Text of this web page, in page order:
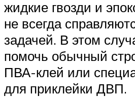
жидкие гвозди и
не всегда
задачей. В этом
помочь обычный
ПВА-клей или
для приклейки ДВП.